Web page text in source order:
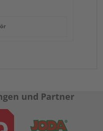
und Partner